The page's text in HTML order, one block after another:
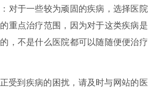
对于一些较为顽固的疾病，选择医院
重点治疗范围，因为对于这类疾病是
，不是什么医院都可以随随便便治疗
受到疾病的困扰，请及时与网站的医